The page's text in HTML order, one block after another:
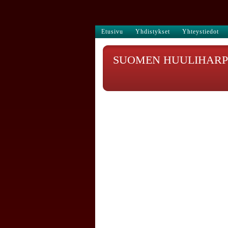
Etusivu Yhdistykset Yhteystiedot
SUOMEN